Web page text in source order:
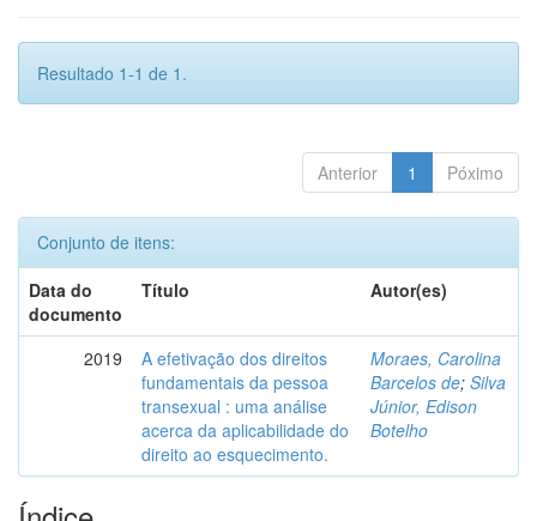
Resultado 1-1 de 1.
Anterior 1 Póximo
Conjunto de itens:
Data do
documento
Título Autor(es)
2019
A efetivação dos direitos
fundamentais da pessoa
transexual : uma análise
acerca da aplicabilidade do
direito ao esquecimento.
Moraes, Carolina
Barcelos de; Silva
Júnior, Edison
Botelho